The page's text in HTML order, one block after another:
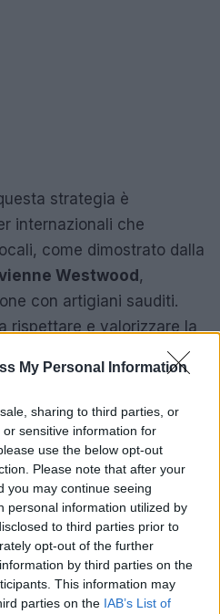
My Personal Information
sharing to third parties, or
sensitive information for
use the below opt-out
Please note that after your
you may continue seeing
personal information utilized by
to third parties prior to
opt-out of the further
by third parties on the
This information may
parties on the IAB’s List of
strategia è
internazionali che
come dimostrato dalla
Westwood,
con artigiani sauditi.
rispettare e valorizzare la
legame tra tradizione e